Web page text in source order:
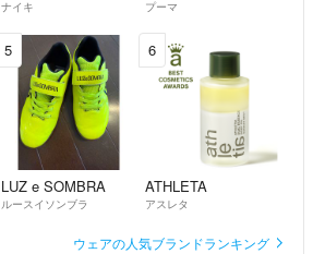
ナイキ プーマ
5
LUZ e SOMBRA
ルースイソンブラ
6
ATHLETA
アスレタ
ウェアの人気ブランドランキング